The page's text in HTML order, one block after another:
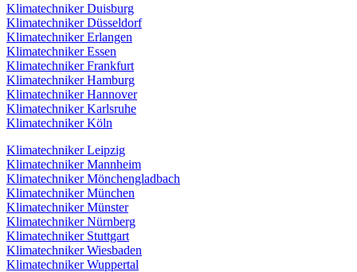
Klimatechniker Duisburg
Klimatechniker Düsseldorf
Klimatechniker Erlangen
Klimatechniker Essen
Klimatechniker Frankfurt
Klimatechniker Hamburg
Klimatechniker Hannover
Klimatechniker Karlsruhe
Klimatechniker Köln
Klimatechniker Leipzig
Klimatechniker Mannheim
Klimatechniker Mönchengladbach
Klimatechniker München
Klimatechniker Münster
Klimatechniker Nürnberg
Klimatechniker Stuttgart
Klimatechniker Wiesbaden
Klimatechniker Wuppertal